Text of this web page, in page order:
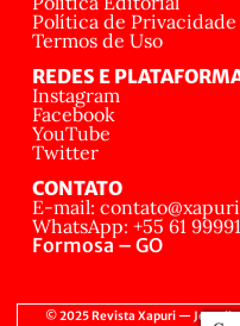
Política de Privacidade
Termos de Uso
REDES E
Instagram
Facebook
YouTube
Twitter
CONTATO
E-mail:
WhatsApp: +55 61
Formosa – GO
© 2025 Revista Xapuri —